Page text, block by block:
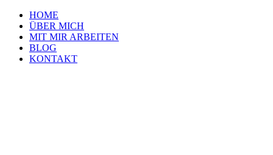
HOME
ÜBER MICH
MIT MIR ARBEITEN
BLOG
KONTAKT